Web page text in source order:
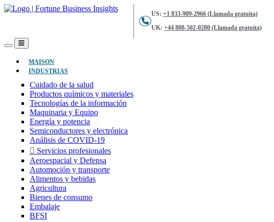
US: +1 833-909-2966 (Llamada gratuita)
UK: +44 808-502-0280 (Llamada gratuita)
MAISON(ACTUAL)
INDUSTRIAS
Cuidado de la salud
Productos químicos y materiales
Tecnologías de la información
Maquinaria y Equipo
Energía y potencia
Semiconductores y electrónica
Análisis de COVID-19
Servicios profesionales
Aeroespacial y Defensa
Automoción y transporte
Alimentos y bebidas
Agricultura
Bienes de consumo
Embalaje
BFSI